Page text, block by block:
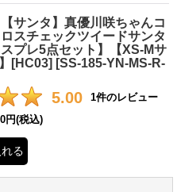
【サンタ】真優川咲ちゃんコ
スチェックツイードサンタ
プレ5点セット】【XS-Mサ
[HC03] [SS-185-YN-MS-R-
5.00 1件のレビュー
円(税込)
る